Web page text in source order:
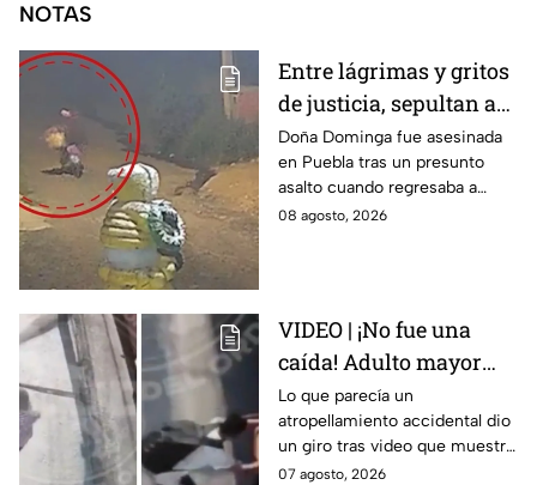
NOTAS
Entre lágrimas y gritos
de justicia, sepultan a
doña Dominga, la
abuelita asesinada tras
asalto en Amozoc,
Puebla
Doña Dominga fue asesinada
en Puebla tras un presunto
asalto cuando regresaba a
casa; familiares y amigos la
08 agosto, 2026
VIDEO | ¡No fue una
caída! Adulto mayor
muere atropellado por
tráiler; joven lo empujó
en Monterrey
Lo que parecía un
atropellamiento accidental dio
un giro tras video que muestra
cómo un joven empujó a
07 agosto, 2026